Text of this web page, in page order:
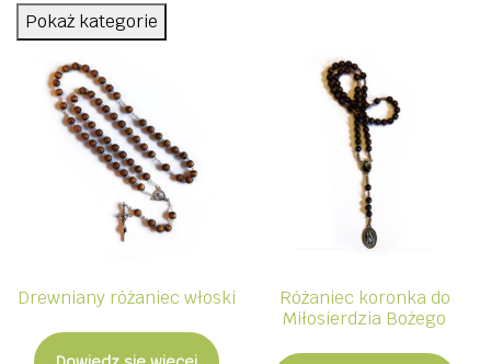
wysokiej
Pokaż kategorie
Drewniany różaniec włoski
Różaniec koronka do
Miłosierdzia Bożego